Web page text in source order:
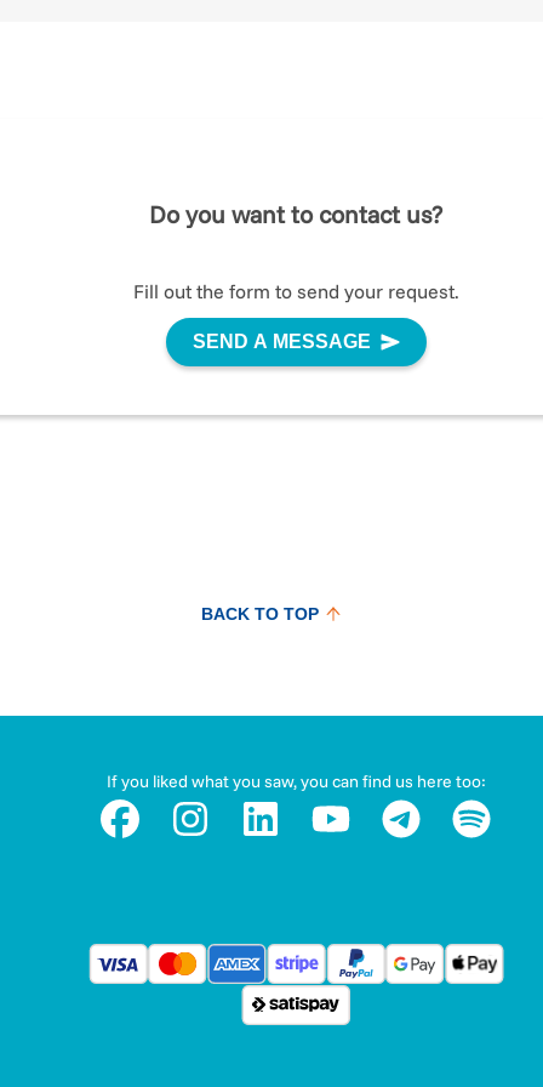
Do you want to contact us?
Fill out the form to send your request.
SEND A MESSAGE
BACK TO TOP
If you liked what you saw, you can find us here too: